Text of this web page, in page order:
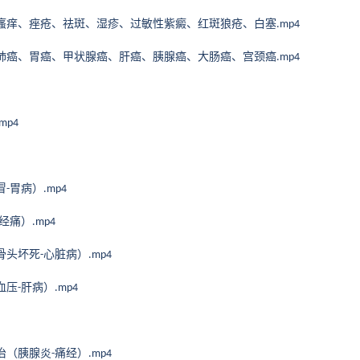
、痤疮、祛斑、湿疹、过敏性紫癜、红斑狼疮、白塞.mp4
、胃癌、甲状腺癌、肝癌、胰腺癌、大肠癌、宫颈癌.mp4
-胃病） .mp4
痛） .mp4
头坏死-心脏病） .mp4
压-肝病） .mp4
（胰腺炎-痛经） .mp4